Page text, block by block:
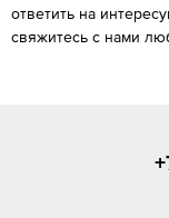
ответить на
свяжитесь с нами